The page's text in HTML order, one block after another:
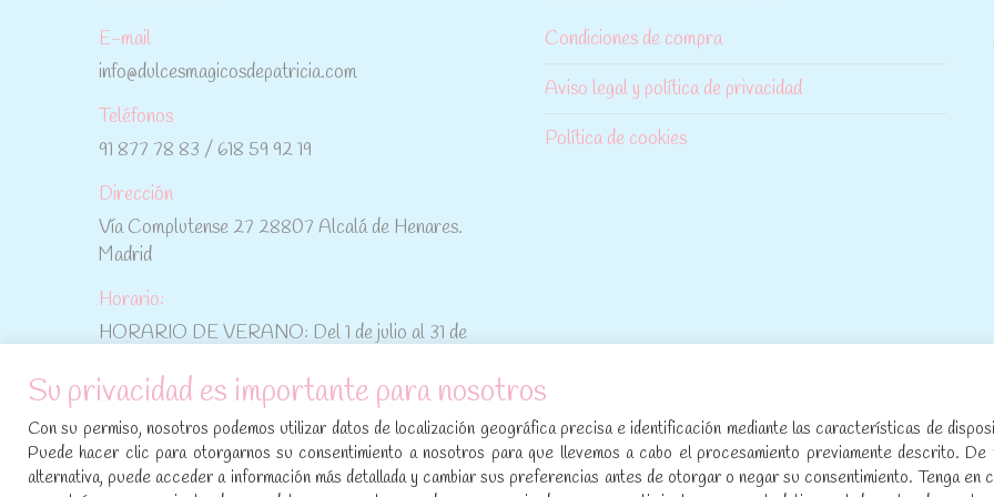
E-mail
info@dulcesmagicosdepatricia.com
Teléfonos
91 877 78 83 / 618 59 92 19
Dirección
Vía Complutense 27 28807 Alcalá de Henares.
Madrid
Horario:
HORARIO DE VERANO: Del 1 de julio al 31 de
Condiciones de compra
Aviso legal y política de privacidad
Política de cookies
No te pierdas las promociones y novedades,
suscríbete a nuestra newsletter:
[sibwp_form id=1]
Su privacidad es importante para nosotros
Con su permiso, nosotros podemos utilizar datos de localización geográfica precisa e identificación mediante las características de
Puede hacer clic para otorgarnos su consentimiento a nosotros para que llevemos a cabo el procesamiento previamente descrito. De
alternativa, puede acceder a información más detallada y cambiar sus preferencias antes de otorgar o negar su consentimiento. Tenga en